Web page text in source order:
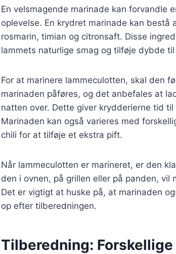
En velsmagende marinade kan forvandle
oplevelse. En krydret marinade kan
rosmarin, timian og citronsaft. Disse
lammets naturlige smag og tilføje dybde
For at marinere lammeculotten, skal den
marinaden påføres, og det anbefales at
natten over. Dette giver krydderierne tid
Marinaden kan også varieres med
chili for at tilføje et ekstra pift.
Når lammeculotten er marineret, er den
den i ovnen, på grillen eller på panden,
Det er vigtigt at huske på, at marinaden
op efter tilberedningen.
Tilberedning: